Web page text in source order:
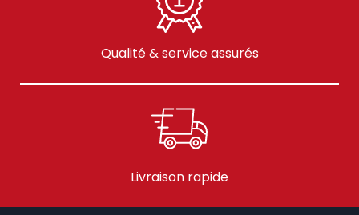
Qualité & service assurés
Livraison rapide